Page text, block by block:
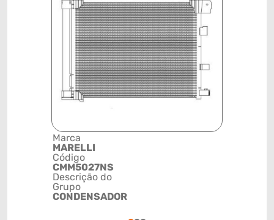
Marca
MARELLI
Código
CMM5027NS
Descrição do
Grupo
CONDENSADOR